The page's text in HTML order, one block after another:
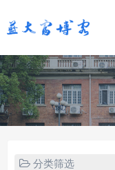
分类筛选